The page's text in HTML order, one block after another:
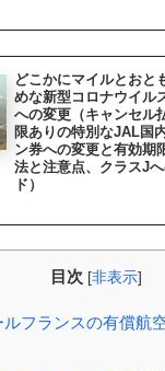
どこかにマイルとおと
めな新型コロナウイル
への変更（キャンセル
限ありの特別なJAL国
ン券への変更と有効期
法と注意点、クラスJ
ド）
目次 [非表示]
ルフランスの有償航